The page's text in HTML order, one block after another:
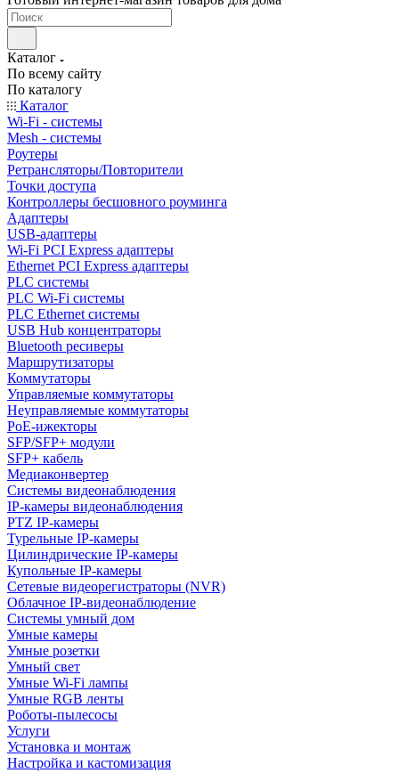
Каталог
По всему сайту
По каталогу
Каталог
Wi-Fi - системы
Mesh - системы
Роутеры
Ретрансляторы/Повторители
Точки доступа
Контроллеры бесшовного роуминга
Адаптеры
USB-адаптеры
Wi-Fi PCI Express адаптеры
Ethernet PCI Express адаптеры
PLC системы
PLC Wi-Fi системы
PLC Ethernet системы
USB Hub концентраторы
Bluetooth ресиверы
Маршрутизаторы
Коммутаторы
Управляемые коммутаторы
Неуправляемые коммутаторы
PoE-ижекторы
SFP/SFP+ модули
SFP+ кабель
Медиаконвертер
Системы видеонаблюдения
IP-камеры видеонаблюдения
PTZ IP-камеры
Турельные IP-камеры
Цилиндрические IP-камеры
Купольные IP-камеры
Сетевые видеорегистраторы (NVR)
Облачное IP-видеонаблюдение
Системы умный дом
Умные камеры
Умные розетки
Умный свет
Умные Wi-Fi лампы
Умные RGB ленты
Роботы-пылесосы
Услуги
Установка и монтаж
Настройка и кастомизация